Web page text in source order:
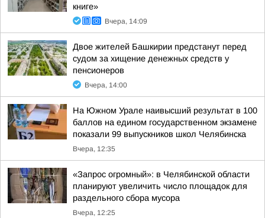
книге»
Вчера, 14:09
Двое жителей Башкирии предстанут перед
судом за хищение денежных средств у
пенсионеров
Вчера, 14:00
На Южном Урале наивысший результат в 100
баллов на едином государственном экзамене
показали 99 выпускников школ Челябинска
Вчера, 12:35
«Запрос огромный»: в Челябинской области
планируют увеличить число площадок для
раздельного сбора мусора
Вчера, 12:25